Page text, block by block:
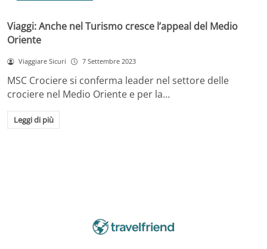
Viaggi: Anche nel Turismo cresce l’appeal del Medio
Oriente
Viaggiare Sicuri 7 Settembre 2023
MSC Crociere si conferma leader nel settore delle
crociere nel Medio Oriente e per la…
Leggi di più